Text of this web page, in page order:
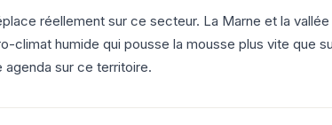
réellement sur ce secteur. La Marne et la vallée
climat humide qui pousse la mousse plus vite que
sur ce territoire.